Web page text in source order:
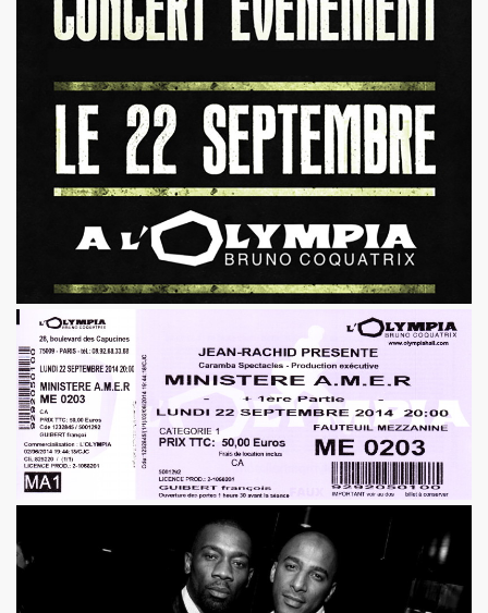
et JEAN WILLIAM THOURY par PHILIPPE
+ PHILIPPE ALMOSNINO (concert "Mutant Love"
DEVICE (1982 a 1989) : 45 revolutions par minute,
de Paris a Sete (du 2 au 4 novembre 2015).
du 23 au 25 octobre 2015 a Biarritz.
intimiste à paraître en 2016.
???" et "Psycho Tropical Berlin") le 5 juillet 2015 au
(2015) : chronique detaillee.
le 4 mai 2015 au PALAIS DES SPORTS (Paris) :
le 3 avril 2015 a LA BOULE NOIRE (Paris) : compte
plus pour Dieu") + BENJAMIN SCHOOS ("Beau
"Hommage a PASCAL BORNE" (guitariste de